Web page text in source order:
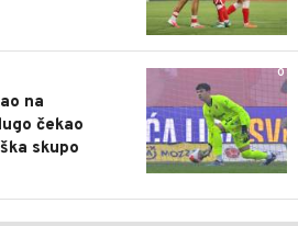
0
na
čekao
skupo